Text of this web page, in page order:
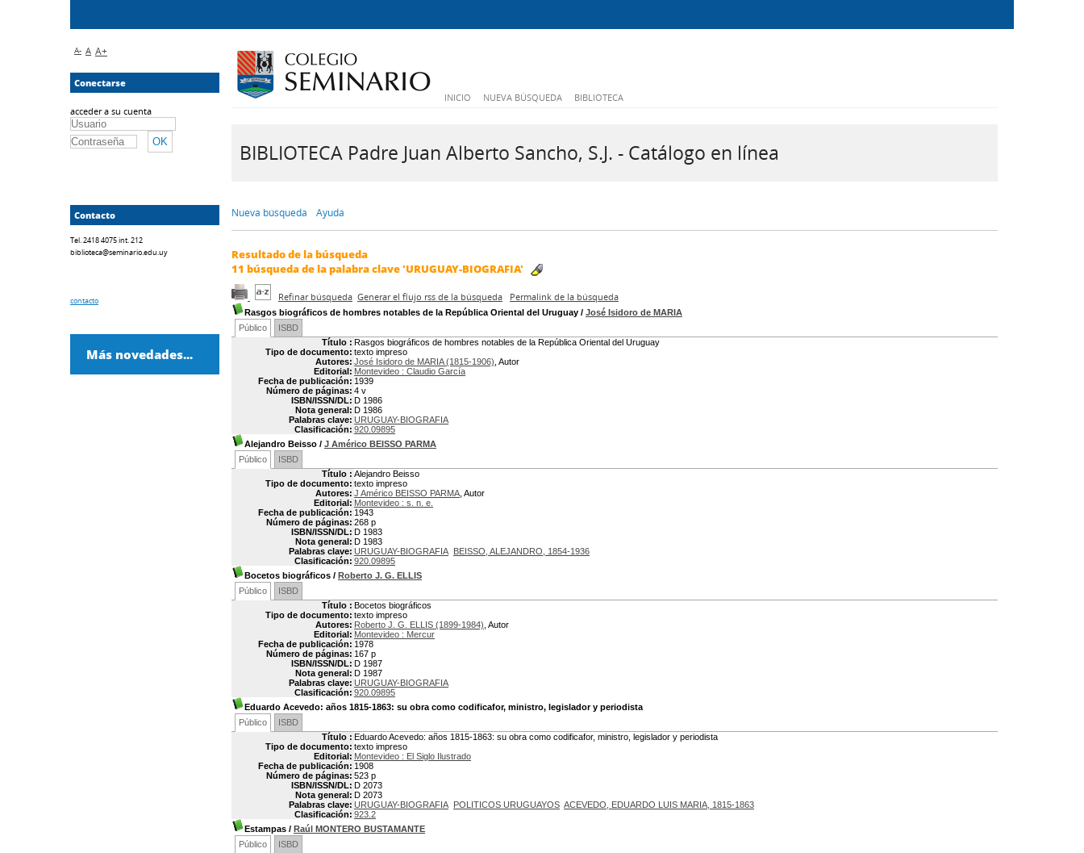
INICIO NUEVA BÚSQUEDA BIBLIOTECA
BIBLIOTECA Padre Juan Alberto Sancho, S.J. - Catálogo en línea
Nueva búsqueda Ayuda
Resultado de la búsqueda
11 búsqueda de la palabra clave'URUGUAY-BIOGRAFIA'
Refinar búsqueda Generar el flujo rss de la búsqueda Permalink de la búsqueda
Rasgos biográficos de hombres notables de la República Oriental del Uruguay / José Isidoro de MARIA
Público
ISBD
Título : Rasgos biográficos de hombres notables de la República Oriental del Uruguay
Tipo de documento: texto impreso
Autores: José Isidoro de MARIA (1815-1906) , Autor
Editorial: Montevideo : Claudio García
Fecha de publicación: 1939
Número de páginas: 4 v
ISBN/ISSN/DL: D 1986
Nota general: D 1986
Palabras clave: URUGUAY-BIOGRAFIA
Clasificación: 920.09895
Alejandro Beisso / J Américo BEISSO PARMA
Público
ISBD
Título : Alejandro Beisso
Tipo de documento: texto impreso
Autores: J Américo BEISSO PARMA , Autor
Editorial: Montevideo : s. n. e.
Fecha de publicación: 1943
Número de páginas: 268 p
ISBN/ISSN/DL: D 1983
Nota general: D 1983
Palabras clave: URUGUAY-BIOGRAFIA BEISSO, ALEJANDRO, 1854-1936
Clasificación: 920.09895
Bocetos biográficos / Roberto J. G. ELLIS
Público
ISBD
Título : Bocetos biográficos
Tipo de documento: texto impreso
Autores: Roberto J. G. ELLIS (1899-1984) , Autor
Editorial: Montevideo : Mercur
Fecha de publicación: 1978
Número de páginas: 167 p
ISBN/ISSN/DL: D 1987
Nota general: D 1987
Palabras clave: URUGUAY-BIOGRAFIA
Clasificación: 920.09895
Eduardo Acevedo: años 1815-1863: su obra como codificafor, ministro, legislador y periodista
Público
ISBD
Título : Eduardo Acevedo: años 1815-1863: su obra como codificafor, ministro, legislador y periodista
Tipo de documento: texto impreso
Editorial: Montevideo : El Siglo Ilustrado
Fecha de publicación: 1908
Número de páginas: 523 p
ISBN/ISSN/DL: D 2073
Nota general: D 2073
Palabras clave: URUGUAY-BIOGRAFIA POLITICOS URUGUAYOS ACEVEDO, EDUARDO LUIS MARIA, 1815-1863
Clasificación: 923.2
Estampas / Raúl MONTERO BUSTAMANTE
Público
ISBD
A- A A+
Conectarse
acceder a su cuenta
Contacto
Tel. 2418 4075 int. 212
biblioteca@seminario.edu.uy
contacto
Más novedades...